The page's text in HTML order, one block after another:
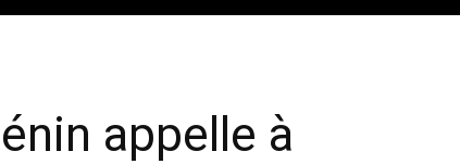
appelle à